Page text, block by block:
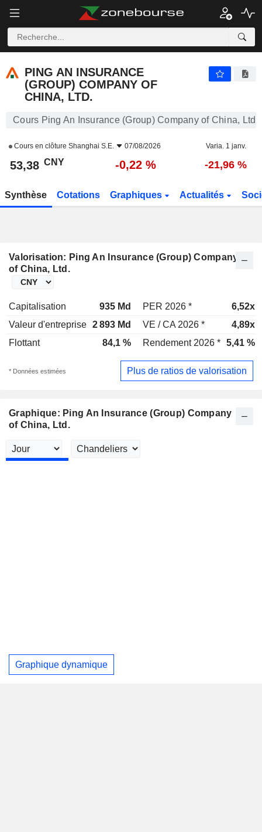
PING AN INSURANCE
(GROUP) COMPANY OF
CHINA, LTD.
Cours Ping An Insurance (Group) Company of China, Ltd.
Cours en clôture Shanghai S.E. 07/08/2026 Varia. 1 janv.
53,38 CNY -0,22 % -21,96 %
Synthèse Cotations Graphiques Actualités
Valorisation: Ping An Insurance (Group) Company
of China, Ltd.
Capitalisation 935 Md PER 2026 *
6,52x
Valeur d'entreprise 2 893 Md VE / CA 2026 *
4,89x
Flottant
84,1 % Rendement 2026 * 5,41 %
* Données estimées Plus de ratios de valorisation
Graphique: Ping An Insurance (Group) Company
of China, Ltd.
Graphique dynamique